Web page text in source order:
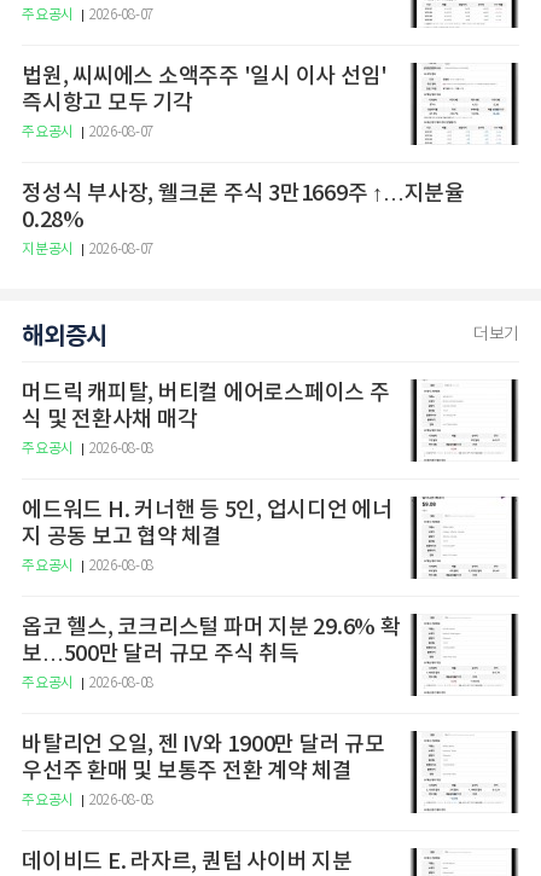
주요공시 2026-08-07
법원, 씨씨에스 소액주주 '일시 이사 선임'
즉시항고 모두 기각
주요공시 2026-08-07
정성식 부사장, 웰크론 주식 3만1669주 ↑…지분율
0.28%
지분공시 2026-08-07
해외증시 더보기
머드릭 캐피탈, 버티컬 에어로스페이스 주
식 및 전환사채 매각
주요공시 2026-08-08
에드워드 H. 커너핸 등 5인, 업시디언 에너
지 공동 보고 협약 체결
주요공시 2026-08-08
옵코 헬스, 코크리스털 파머 지분 29.6% 확
보…500만 달러 규모 주식 취득
주요공시 2026-08-08
바탈리언 오일, 젠 IV와 1900만 달러 규모
우선주 환매 및 보통주 전환 계약 체결
주요공시 2026-08-08
데이비드 E. 라자르, 퀀텀 사이버 지분